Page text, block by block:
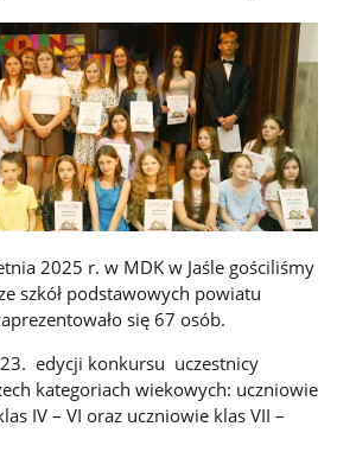
2025 r. w MDK w Jaśle gościliśmy
szkół podstawowych powiatu
się 67 osób.
edycji konkursu uczestnicy
kategoriach wiekowych: uczniowie
IV – VI oraz uczniowie klas VII –